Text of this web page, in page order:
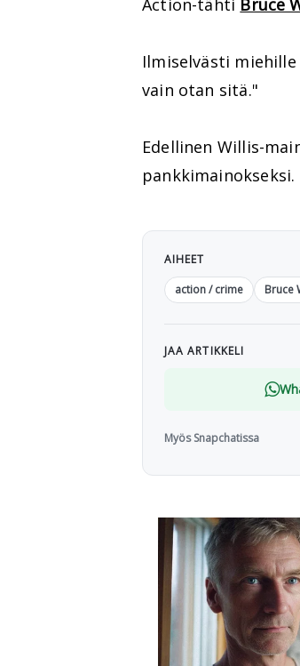
Ilmiselvästi
vain otan sitä."
Edellinen Willis-
pankkimainokseksi.
AIHEET
action / crime
Bruce
JAA ARTIKKELI
Myös Snapchatissa